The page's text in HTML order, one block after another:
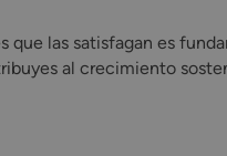
las satisfagan es
al crecimiento